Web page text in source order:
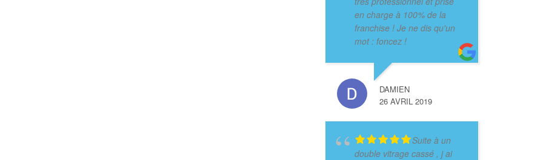
en charge à 100% de la
franchise ! Je ne dis qu'un
mot : foncez !
DAMIEN
26 AVRIL 2019
Suite à un
double vitrage cassé , j ai